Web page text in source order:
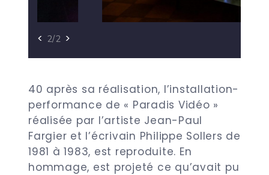
< 2/2 >
40 après sa réalisation, l’installation-
performance de « Paradis Vidéo »
réalisée par l’artiste Jean-Paul
Fargier et l’écrivain Philippe Sollers de
1981 à 1983, est reproduite. En
hommage, est projeté ce qu’avait pu